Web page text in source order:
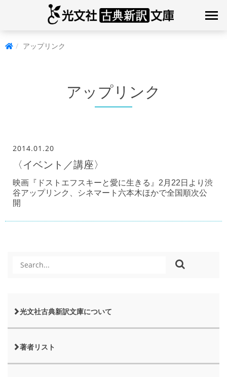
アップリンク
アップリンク
2014.01.20
〈イベント／講座〉
映画『ドストエフスキーと愛に生きる』2月22日より渋
谷アップリンク、シネマート六本木ほかで全国順次公
開
光文社古典新訳文庫について
著者リスト